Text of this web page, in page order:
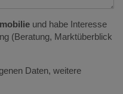
und habe Interesse
(Beratung, Marktüberblick
Daten, weitere